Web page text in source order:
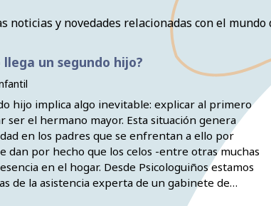
noticias y novedades relacionadas con el
un segundo hijo?
hijo implica algo inevitable: explicar al primero
ser el hermano mayor. Esta situación genera
en los padres que se enfrentan a ello por
dan por hecho que los celos -entre otras muchas
en el hogar. Desde Psicologuiños estamos
de la asistencia experta de un gabinete de
tienes que pedir cita y comenzaremos a and...